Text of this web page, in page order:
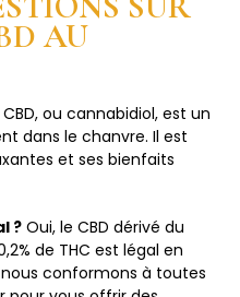
AU
CBD, ou cannabidiol, est un
dans le chanvre. Il est
et ses bienfaits
? Oui, le CBD dérivé du
de THC est légal en
nous conformons à toutes